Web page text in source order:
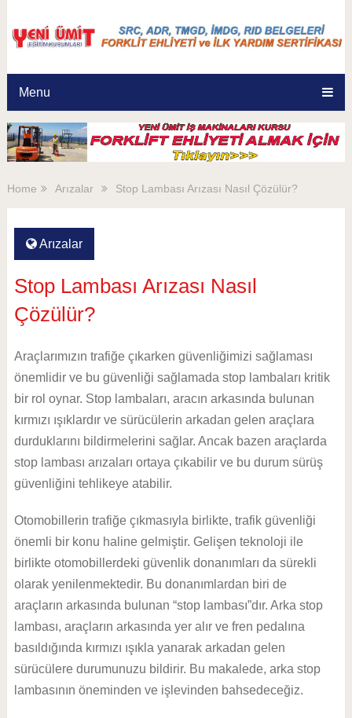
Menu
Home Arızalar Stop Lambası Arızası Nasıl Çözülür?
Arızalar
Stop Lambası Arızası Nasıl
Çözülür?
Araçlarımızın trafiğe çıkarken güvenliğimizi sağlaması
önemlidir ve bu güvenliği sağlamada stop lambaları kritik
bir rol oynar. Stop lambaları, aracın arkasında bulunan
kırmızı ışıklardır ve sürücülerin arkadan gelen araçlara
durduklarını bildirmelerini sağlar. Ancak bazen araçlarda
stop lambası arızaları ortaya çıkabilir ve bu durum sürüş
güvenliğini tehlikeye atabilir.
Otomobillerin trafiğe çıkmasıyla birlikte, trafik güvenliği
önemli bir konu haline gelmiştir. Gelişen teknoloji ile
birlikte otomobillerdeki güvenlik donanımları da sürekli
olarak yenilenmektedir. Bu donanımlardan biri de
araçların arkasında bulunan “stop lambası”dır. Arka stop
lambası, araçların arkasında yer alır ve fren pedalına
basıldığında kırmızı ışıkla yanarak arkadan gelen
sürücülere durumunuzu bildirir. Bu makalede, arka stop
lambasının öneminden ve işlevinden bahsedeceğiz.